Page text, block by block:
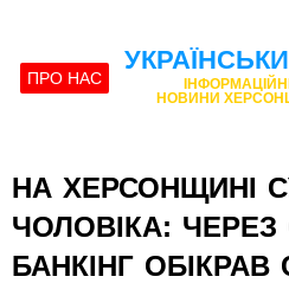
ПРО НАС
НОВИНИ
НА ХЕРСОНЩИНІ
ЧОЛОВІКА:
БАНКІНГ